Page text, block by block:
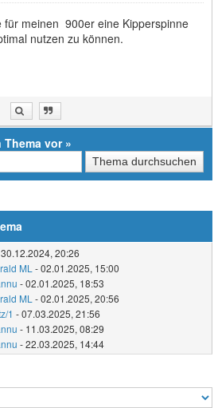
für meinen 900er eine Kipperspinne
nutzen zu können.
Thema vor»
20:26
ML - 02.01.2025, 15:00
- 02.01.2025, 18:53
ML - 02.01.2025, 20:56
1 - 07.03.2025, 21:56
- 11.03.2025, 08:29
- 22.03.2025, 14:44